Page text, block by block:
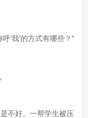
‘我’的方式有哪些？”
不好。一帮学生被压